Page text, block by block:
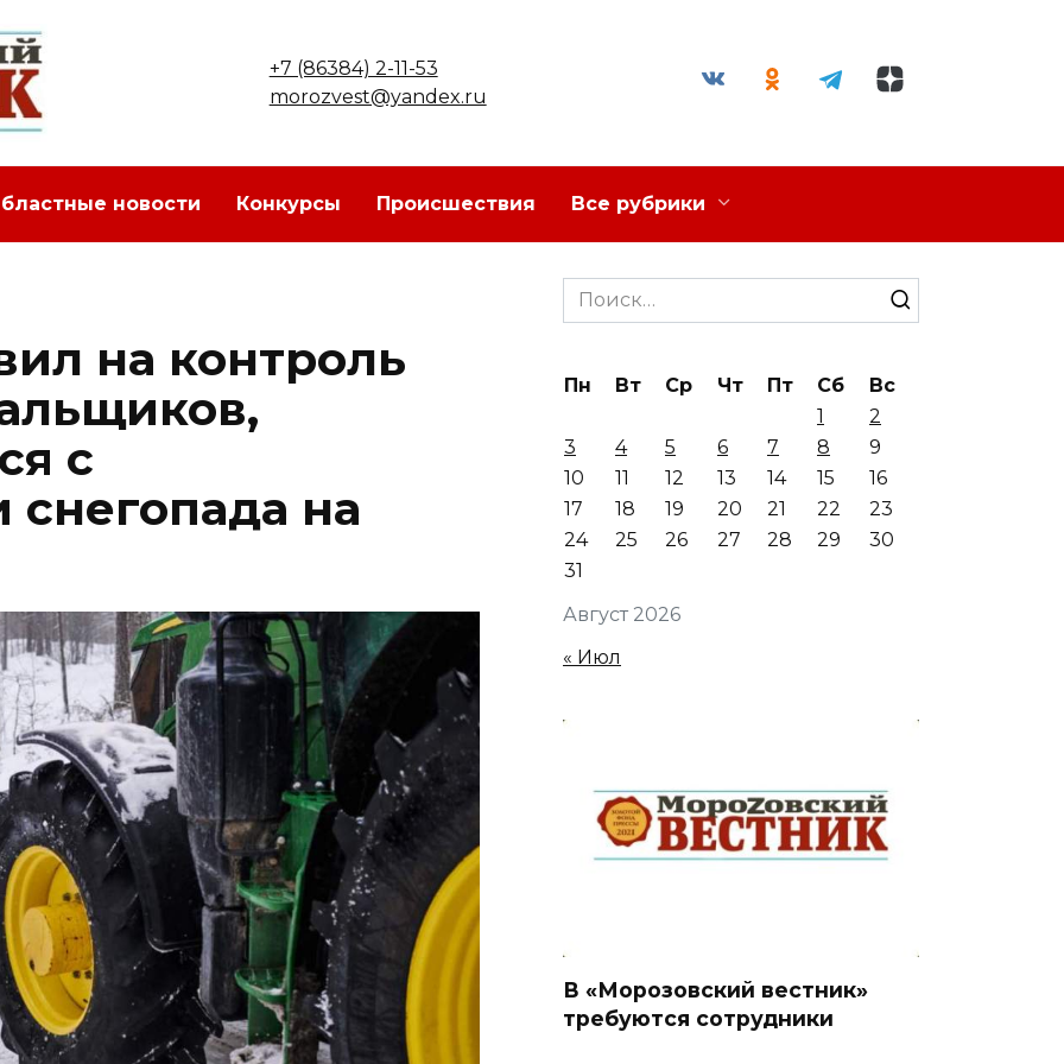
+7 (86384) 2-11-53
morozvest@yandex.ru
новости Конкурсы Происшествия Все рубрики
на контроль
с
на
Search
for:
Август 2026
Пн Вт Ср Чт Пт Сб
Вс
1
2
3
4 5 6 7 8
9
10
11 12 13 14 15
16
17
18 19 20 21 22
23
24
25 26 27 28 29
30
31
« Июл
В «Морозовский вестник»
требуются сотрудники